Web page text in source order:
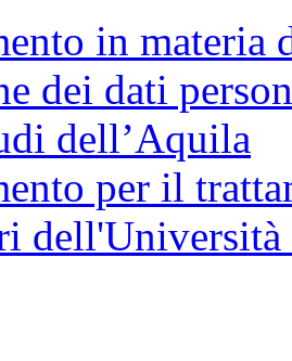
in materia
dei dati
dell’Aquila
per il